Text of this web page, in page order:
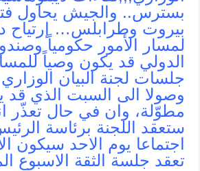
بسترس.. والجيش يحاول
بيروت وطرابلس… إرتياح
لمسار الأمور حكومياً
الدولي قد يكون وصياً
جلسات لجنة البيان
وصولا الى السبت الذي
مطوّلة، وان في حال تعذّر
ستعقد اللجنة برئاسة
اجتماعا يوم الاحد سيكون
تعقد جلسة الثقة الاسبوع